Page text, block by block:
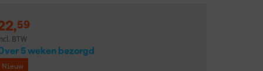
,59
BTW
5 weken bezorgd
Nieuw